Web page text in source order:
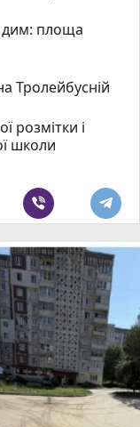
дим: площа
Тролейбусній
розмітки і
школи